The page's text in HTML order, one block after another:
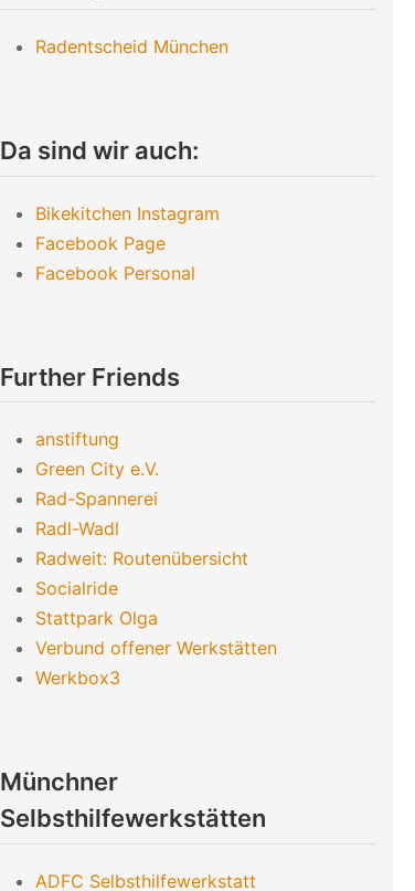
Radentscheid München
Da sind wir auch:
Bikekitchen Instagram
Facebook Page
Facebook Personal
Further Friends
anstiftung
Green City e.V.
Rad-Spannerei
Radl-Wadl
Radweit: Routenübersicht
Socialride
Stattpark Olga
Verbund offener Werkstätten
Werkbox3
Münchner
Selbsthilfewerkstätten
ADFC Selbsthilfewerkstatt